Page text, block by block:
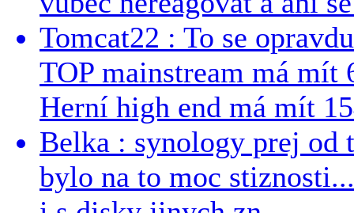
Tomcat22 : To se
TOP mainstream má
Herní high end má mít
Belka : synology prej od
bylo na to moc